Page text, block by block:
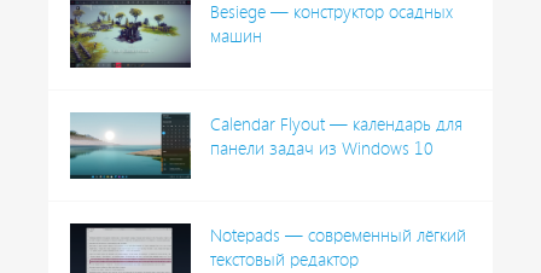
Besiege — конструктор осадных
машин
Calendar Flyout — календарь для
панели задач из Windows 10
Notepads — современный лёгкий
текстовый редактор